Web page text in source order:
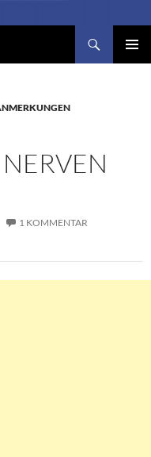
1 KOMMENTAR